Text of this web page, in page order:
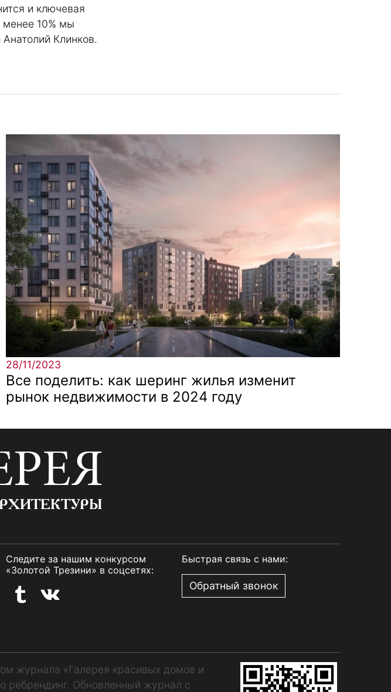
и ключевая
менее 10% мы
Клинков.
28/11/2023
Все поделить: как шеринг жилья изменит
рынок недвижимости в 2024 году
Следите за нашим конкурсом
«Золотой Трезини» в соцсетях:
Быстрая связь с нами:
Обратный звонок
журнала «Галерея красивых домов и
ребрендинг. Обновленный журнал с